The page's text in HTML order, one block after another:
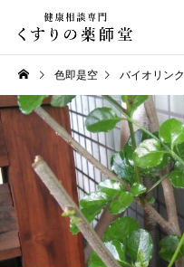
お知らせ
色即是空 バイオリンク